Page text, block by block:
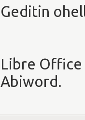
Geditin
Libre
Abiword.